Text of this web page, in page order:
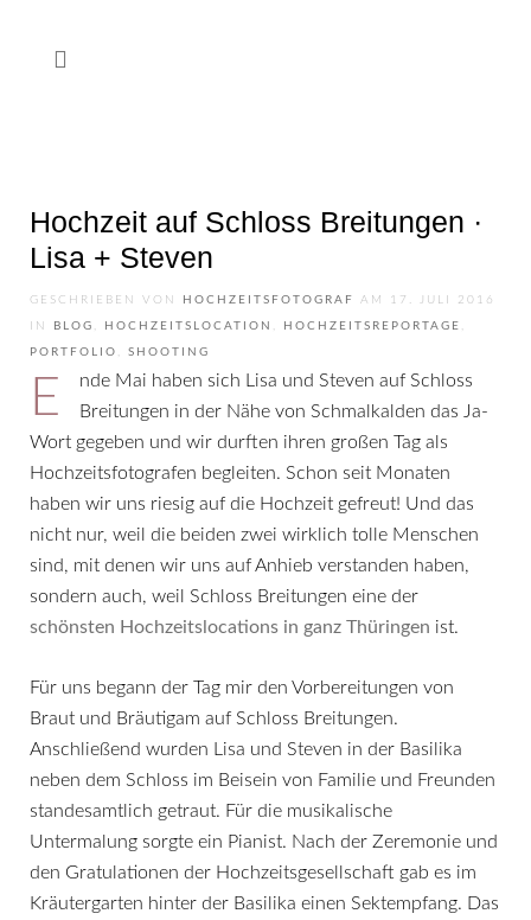
Hochzeit auf Schloss Breitungen ·
Lisa + Steven
GESCHRIEBEN VON HOCHZEITSFOTOGRAF AM 17. JULI 2016
IN BLOG , HOCHZEITSLOCATION , HOCHZEITSREPORTAGE ,
PORTFOLIO , SHOOTING
Ende Mai haben sich Lisa und Steven auf Schloss
Breitungen in der Nähe von Schmalkalden das Ja-
Wort gegeben und wir durften ihren großen Tag als
Hochzeitsfotografen begleiten. Schon seit Monaten
haben wir uns riesig auf die Hochzeit gefreut! Und das
nicht nur, weil die beiden zwei wirklich tolle Menschen
sind, mit denen wir uns auf Anhieb verstanden haben,
sondern auch, weil Schloss Breitungen eine der
schönsten Hochzeitslocations in ganz Thüringen ist.
Für uns begann der Tag mir den Vorbereitungen von
Braut und Bräutigam auf Schloss Breitungen.
Anschließend wurden Lisa und Steven in der Basilika
neben dem Schloss im Beisein von Familie und Freunden
standesamtlich getraut. Für die musikalische
Untermalung sorgte ein Pianist. Nach der Zeremonie und
den Gratulationen der Hochzeitsgesellschaft gab es im
Kräutergarten hinter der Basilika einen Sektempfang. Das